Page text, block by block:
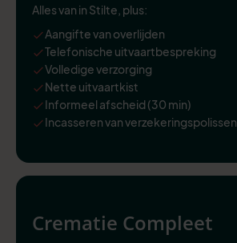
Alles van in Stilte, plus:
Aangifte van overlijden
Telefonische uitvaartbespreking
Volledige verzorging
Nette uitvaartkist
Informeel afscheid (30 min)
Incasseren van verzekeringspolissen
Crematie Compleet